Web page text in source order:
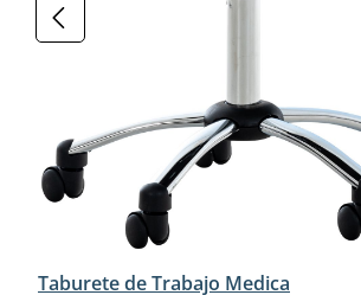
Taburete de Trabajo Medica